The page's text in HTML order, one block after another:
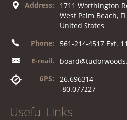
Address:
1711 Worthington
West Palm Beach,
United States
Phone:
561-214-4517 Ext.
E-mail:
GPS:
26.696314
-80.077227
Useful Links